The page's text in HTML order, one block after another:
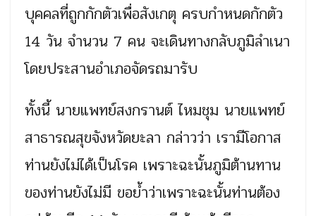
บุคคลที่ถูกกักตัวเพื่อสังเกตุ ครบกำหนดกักตัว
14 วัน จำนวน 7 คน จะเดินทางกลับภูมิลำเนา
โดยประสานอำเภอจัดรถมารับ
ทั้งนี้ นายแพทย์สงกรานต์ ไหมชุม นายแพทย์
สาธารณสุขจังหวัดยะลา กล่าวว่า เรามีโอกาส
ท่านยังไม่ได้เป็นโรค เพราะฉะนั้นภูมิต้านทาน
ของท่านยังไม่มี ขอย้ำว่าเพราะฉะนั้นท่านต้อง